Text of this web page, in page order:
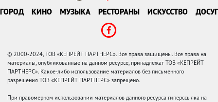
ГОРОД КИНО МУЗЫКА РЕСТОРАНЫ ИСКУССТВО ДОСУГ
© 2000-2024, ТОВ «КЕПРЕЙТ ПАРТНЕРС». Все права защищены. Все права на
материалы, опубликованные на данном ресурсе, принадлежат ТОВ «КЕПРЕЙТ
ПАРТНЕРС». Какое-либо использование материалов без письменного
разрешения ТОВ «КЕПРЕЙТ ПАРТНЕРС» запрещено.
При правомерном использовании материалов данного ресурса гиперссылка на